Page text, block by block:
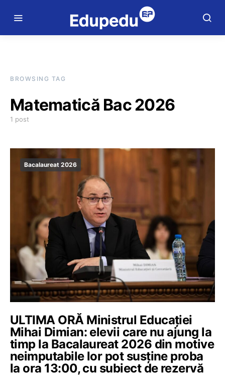
BROWSING TAG
Matematică Bac 2026
1 post
Bacalaureat 2026
ULTIMA ORĂ Ministrul Educației
Mihai Dimian: elevii care nu ajung la
timp la Bacalaureat 2026 din motive
neimputabile lor pot susține proba
la ora 13:00, cu subiect de rezervă